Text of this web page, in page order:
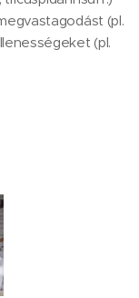
(pl.
(pl.